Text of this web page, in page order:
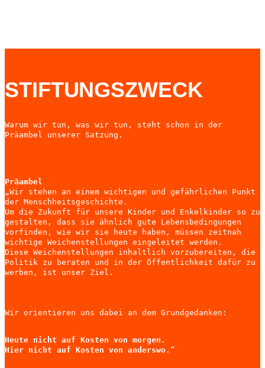
STIFTUNGSZWECK
Warum wir tun, was wir tun, steht schon in der
Präambel unserer Satzung.
Präambel
„Wir stehen an einem wichtigen und gefährlichen Punkt
der Menschheitsgeschichte.
Um die Zukunft für unsere Kinder und Enkelkinder so zu
gestalten, dass sie ähnlich gute Lebensbedingungen
vorfinden, wie wir sie heute haben, müssen zeitnah
wichtige Weichenstellungen eingeleitet werden.
Diese Weichenstellungen inhaltlich vorzubereiten, die
Politik zu beraten und in der Öffentlichkeit dafür zu
werben, ist unser Ziel.
Wir orientieren uns dabei an dem Grundgedanken:
Heute nicht auf Kosten von morgen.
Hier nicht auf Kosten von anderswo .“